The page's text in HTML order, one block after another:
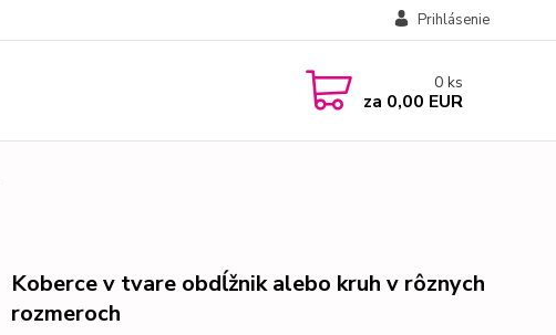
Prihlásenie
0 ks
za 0,00 EUR
Koberce v tvare obdĺžnik alebo kruh v rôznych
rozmeroch